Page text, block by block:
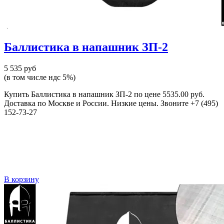
Баллистика в напашник ЗП-2
5 535 руб
(в том числе ндс 5%)
Купить Баллистика в напашник ЗП-2 по цене 5535.00 руб.
Доставка по Москве и России. Низкие цены. Звоните +7 (495)
152-73-27
В корзину